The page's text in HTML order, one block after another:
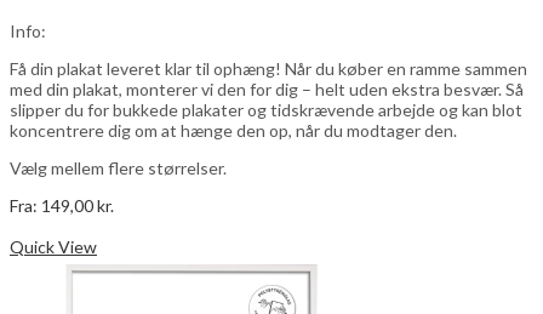
Info:
Få din plakat leveret klar til ophæng! Når du køber en ramme sammen
med din plakat, monterer vi den for dig – helt uden ekstra besvær. Så
slipper du for bukkede plakater og tidskrævende arbejde og kan blot
koncentrere dig om at hænge den op, når du modtager den.
Vælg mellem flere størrelser.
Fra: 149,00kr.
har
Quick View